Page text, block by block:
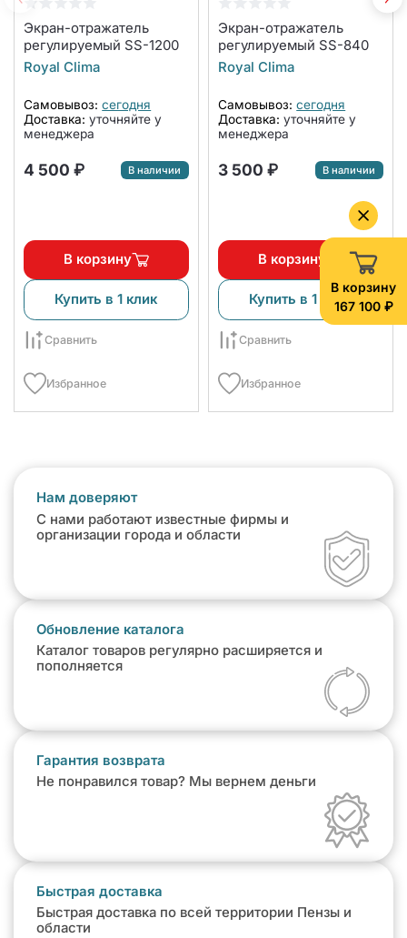
В корзину
167 100 ₽
Экран-отражатель
регулируемый SS-1200
Royal Clima
Самовывоз: сегодня
Доставка: уточняйте у
менеджера
4 500 ₽ В наличии
В корзину
Купить в 1 клик
Сравнить
Избранное
Экран-отражатель
регулируемый SS-840
Royal Clima
Самовывоз: сегодня
Доставка: уточняйте у
менеджера
3 500 ₽ В наличии
В корзину
Купить в 1 клик
Сравнить
Избранное
Нам доверяют
С нами работают известные фирмы и
организации города и области
Обновление каталога
Каталог товаров регулярно расширяется и
пополняется
Гарантия возврата
Не понравился товар? Мы вернем деньги
Быстрая доставка
Быстрая доставка по всей территории Пензы и
области